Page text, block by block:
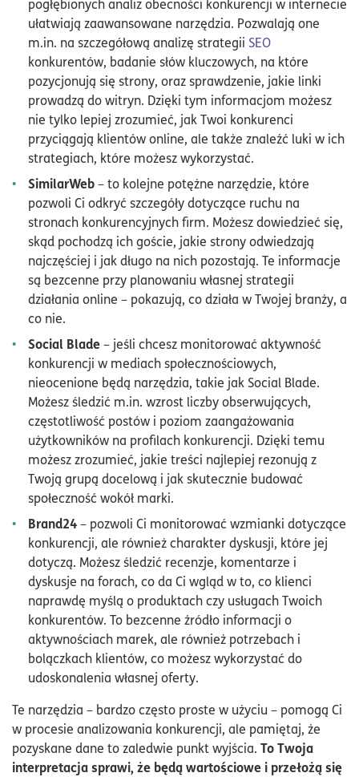
pogłębionych analiz obecności konkurencji w internecie
ułatwiają zaawansowane narzędzia. Pozwalają one
m.in. na szczegółową analizę strategii SEO
konkurentów, badanie słów kluczowych, na które
pozycjonują się strony, oraz sprawdzenie, jakie linki
prowadzą do witryn. Dzięki tym informacjom możesz
nie tylko lepiej zrozumieć, jak Twoi konkurenci
przyciągają klientów online, ale także znaleźć luki w ich
strategiach, które możesz wykorzystać.
SimilarWeb– to kolejne potężne narzędzie, które
pozwoli Ci odkryć szczegóły dotyczące ruchu na
stronach konkurencyjnych firm. Możesz dowiedzieć się,
skąd pochodzą ich goście, jakie strony odwiedzają
najczęściej i jak długo na nich pozostają. Te informacje
są bezcenne przy planowaniu własnej strategii
działania online – pokazują, co działa w Twojej branży, a
co nie.
Social Blade– jeśli chcesz monitorować aktywność
konkurencji w mediach społecznościowych,
nieocenione będą narzędzia, takie jak Social Blade.
Możesz śledzić m.in. wzrost liczby obserwujących,
częstotliwość postów i poziom zaangażowania
użytkowników na profilach konkurencji. Dzięki temu
możesz zrozumieć, jakie treści najlepiej rezonują z
Twoją grupą docelową i jak skutecznie budować
społeczność wokół marki.
Brand24– pozwoli Ci monitorować wzmianki dotyczące
konkurencji, ale również charakter dyskusji, które jej
dotyczą. Możesz śledzić recenzje, komentarze i
dyskusje na forach, co da Ci wgląd w to, co klienci
naprawdę myślą o produktach czy usługach Twoich
konkurentów. To bezcenne źródło informacji o
aktywnościach marek, ale również potrzebach i
bolączkach klientów, co możesz wykorzystać do
udoskonalenia własnej oferty.
Te narzędzia – bardzo często proste w użyciu – pomogą Ci
w procesie analizowania konkurencji, ale pamiętaj, że
pozyskane dane to zaledwie punkt wyjścia. To Twoja
interpretacja sprawi, że będą wartościowe i przełożą się